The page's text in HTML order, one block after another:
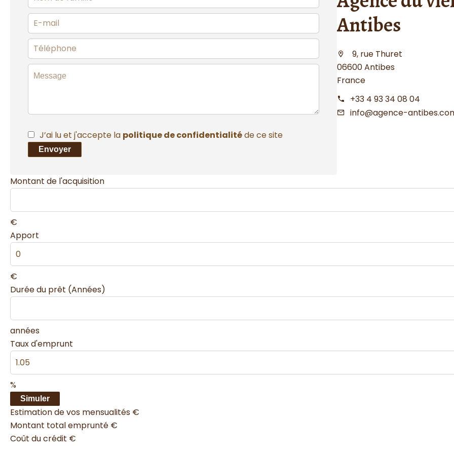
J’ai lu et j'accepte la politique de confidentialitéde ce site
Envoyer
Antibes
9, rue Thuret
06600 Antibes
France
+33 4 93 34 08 04
info@agence-
Montant de l'acquisition
€
Apport
€
Durée du prêt (Années)
années
Taux d'emprunt
%
Simuler
Estimation de vos mensualités €
Montant total emprunté €
Coût du crédit €